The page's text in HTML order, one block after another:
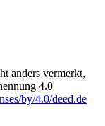
anders vermerkt,
4.0
by/4.0/deed.de